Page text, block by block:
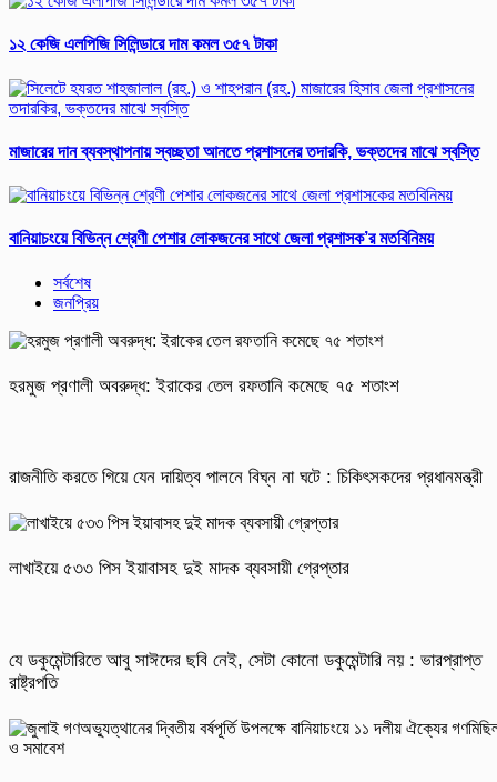
১২ কেজি এলপিজি সিলিন্ডারে দাম কমল ৩৫৭ টাকা
মাজারের দান ব্যবস্থাপনায় স্বচ্ছতা আনতে প্রশাসনের তদারকি, ভক্তদের মাঝে স্বস্তি
বানিয়াচংয়ে বিভিন্ন শ্রেণী পেশার লোকজনের সাথে জেলা প্রশাসক’র মতবিনিময়
সর্বশেষ
জনপ্রিয়
হরমুজ প্রণালী অবরুদ্ধ: ইরাকের তেল রফতানি কমেছে ৭৫ শতাংশ
রাজনীতি করতে গিয়ে যেন দায়িত্ব পালনে বিঘ্ন না ঘটে : চিকিৎসকদের প্রধানমন্ত্রী
লাখাইয়ে ৫৩৩ পিস ইয়াবাসহ দুই মাদক ব্যবসায়ী গ্রেপ্তার
যে ডকুমেন্টারিতে আবু সাঈদের ছবি নেই, সেটা কোনো ডকুমেন্টারি নয় : ভারপ্রাপ্ত
রাষ্ট্রপতি